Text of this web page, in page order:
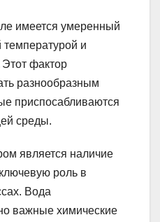
имеется умеренный
температурой и
Этот фактор
разнообразным
приспосабливаются
среды.
является наличие
роль в
Вода
важные химические